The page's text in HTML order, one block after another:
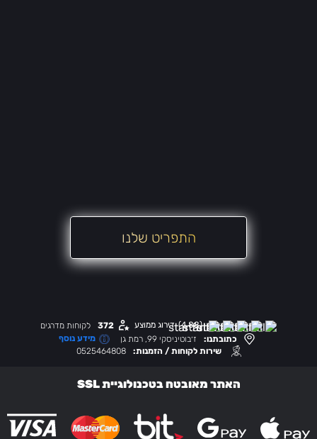
התפריט שלנו
מידע נוסף כתובתנו:
ז׳בוטיניסקי 99, רמת גן
שירות לקוחות / הזמנות:
0525464808
372 לקוחות מדרגים (4.88) דירוג ממוצע
האתר מאובטח בטכנולוגיית SSL